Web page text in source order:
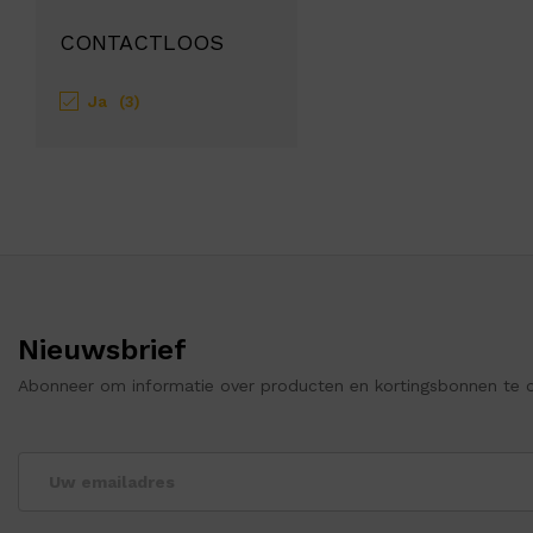
CONTACTLOOS
Ja (3)
Nieuwsbrief
Abonneer om informatie over producten en kortingsbonnen te